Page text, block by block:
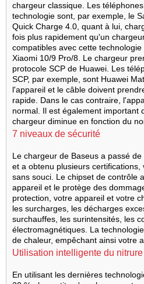
chargeur classique. Les
technologie sont, par exemple, le
Quick Charge 4.0, quant à lui,
fois plus rapidement qu'un
compatibles avec cette
Xiaomi 10/9 Pro/8. Le chargeur
protocole SCP de Huawei. Les
SCP, par exemple, sont Huawei
l'appareil et le câble doivent
rapide. Dans le cas contraire,
normal. Il est également important
chargeur diminue en fonction du
7 niveaux de sécurité
Le chargeur de Baseus a passé
et a obtenu plusieurs
sans souci. Le chipset de contrôle
appareil et le protège des
protection, votre appareil et votre
les surcharges, les décharges
surchauffes, les surintensités, les
électromagnétiques. La
de chaleur, empêchant ainsi votre
Utilisation intelligente du
En utilisant les dernières